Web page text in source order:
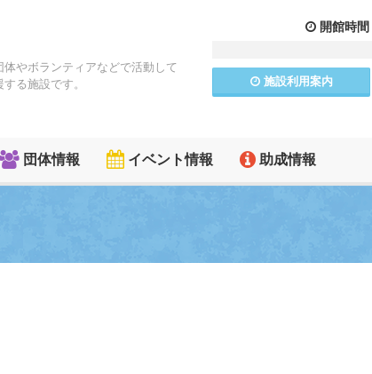
やボランティアなどで活動して
る施設です。
開館時間
施設利用案内
団体情報 イベント情報 助成情報